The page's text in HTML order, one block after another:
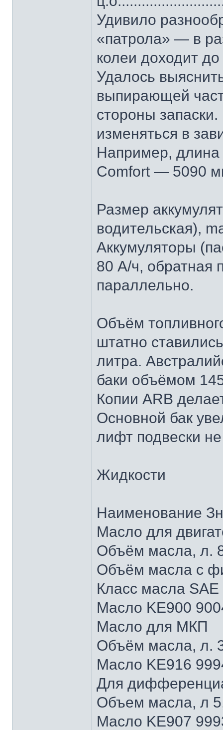
Удивило
«патрола» — в
колеи доходит
Удалось
выпирающей
стороны
изменяться в
Например,
Comfort — 5090
Размер
водительская),
Аккумуляторы
80 А/ч, обратная
параллельно.
Объём
штатно
литра.
баки объёмом
Копии ARB
Основной бак
лифт подвески
Жидкости
Наименование
Масло для
Объём масла, л.
Объём масла с
Класс масла
Масло KE900
Масло для МКП
Объём масла, л.
Масло KE916
Для
Объем масла, л
Масло KE907